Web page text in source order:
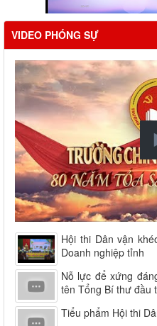
VIDEO PHÓNG SỰ
Hội thi Dân vận
Doanh nghiệp tỉnh
Nỗ lực để xứng
tên Tổng Bí thư đầu
Tiểu phẩm Hội thi